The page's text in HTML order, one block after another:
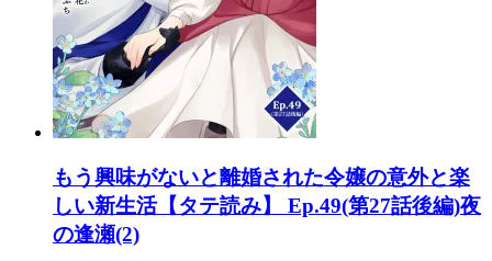
もう興味がないと離婚された令嬢の意外と楽
しい新生活【タテ読み】 Ep.49(第27話後編)夜
の逢瀬(2)